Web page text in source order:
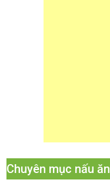
Chuyên mục nấu ăn